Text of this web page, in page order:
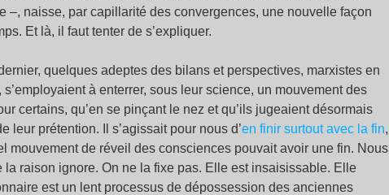
–, naisse, par capillarité des convergences, une nouvelle façon
Et là, il faut tenter de s’expliquer.
quelques adeptes des bilans et perspectives, marxistes en
à enterrer, sous leur science, un mouvement des
certains, qu’en se pinçant le nez et qu’ils jugeaient désormais
leur prétention. Il s’agissait pour nous d’en finir surtout avec la fin,
mouvement de réveil des consciences pouvait avoir une fin. Nous
raison ignore. On ne la fixe pas. Elle est insaisissable. Elle
est un lent processus de dépossession des anciennes